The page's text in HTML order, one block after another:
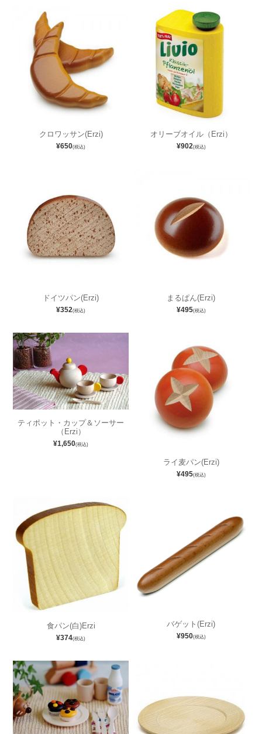
クロワッサン(Erzi)
¥650(税込)
オリーブオイル（Erzi）
¥902(税込)
ドイツパン(Erzi)
¥352(税込)
まるぱん(Erzi)
¥495(税込)
ティポット・カップ＆ソーサー
（Erzi）
¥1,650(税込)
ライ麦パン(Erzi)
¥495(税込)
食パン(白)Erzi
¥374(税込)
バゲット(Erzi)
¥950(税込)